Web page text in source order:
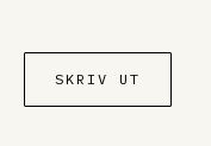
SKRIV UT